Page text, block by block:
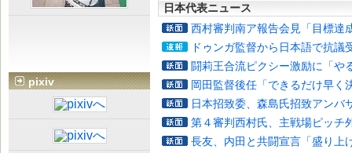
日本代表ニュース
西村審判南ア報告会見「目標達
ドゥンガ監督から日本語で抗議
闘莉王合流ピクシー激励に「や
岡田監督後任「できるだけ早く
日本招致委、森島氏招致アンバ
第４審判西村氏、主戦場ピッチ
長友、内田と共闘宣言「盛り上
pixiv